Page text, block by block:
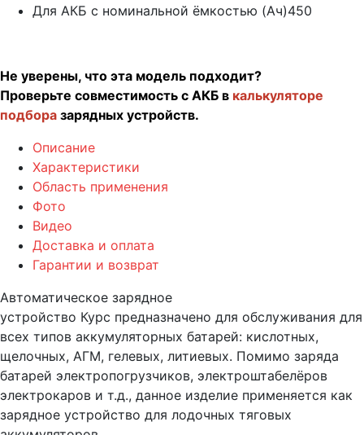
Для АКБ с номинальной ёмкостью (Ач)450
Не уверены, что эта модель подходит?
Проверьте совместимость с АКБ в калькуляторе
подбора зарядных устройств.
Описание
Характеристики
Область применения
Фото
Видео
Доставка и оплата
Гарантии и возврат
Автоматическое зарядное
устройство Курс предназначено для обслуживания для
всех типов аккумуляторных батарей: кислотных,
щелочных, АГМ, гелевых, литиевых. Помимо заряда
батарей электропогрузчиков, электроштабелёров
электрокаров и т.д., данное изделие применяется как
зарядное устройство для лодочных тяговых